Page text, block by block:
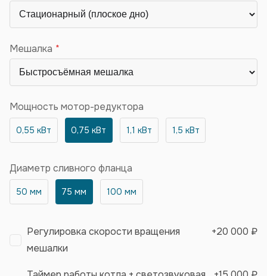
Мешалка
Мощность мотор-редуктора
0,55 кВт 0,75 кВт 1,1 кВт 1,5 кВт
Диаметр сливного фланца
50 мм 75 мм 100 мм
Регулировка скорости вращения
мешалки
+20 000 ₽